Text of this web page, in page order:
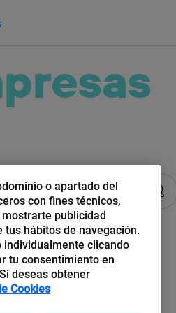
o apartado del
con fines técnicos,
publicidad
hábitos de navegación.
individualmente clicando
tu consentimiento en
deseas obtener
Cookies